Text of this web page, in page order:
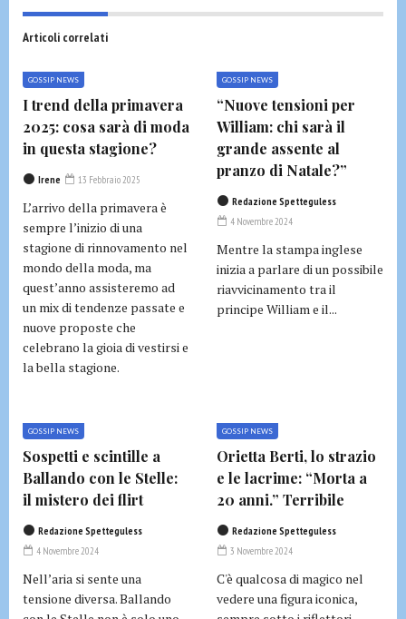
Articoli correlati
GOSSIP NEWS
I trend della primavera
2025: cosa sarà di moda
in questa stagione?
Irene 13 Febbraio 2025
L’arrivo della primavera è
sempre l’inizio di una
stagione di rinnovamento nel
mondo della moda, ma
quest’anno assisteremo ad
un mix di tendenze passate e
nuove proposte che
celebrano la gioia di vestirsi e
la bella stagione.
GOSSIP NEWS
“Nuove tensioni per
William: chi sarà il
grande assente al
pranzo di Natale?”
Redazione Spetteguless
4 Novembre 2024
Mentre la stampa inglese
inizia a parlare di un possibile
riavvicinamento tra il
principe William e il...
GOSSIP NEWS
Sospetti e scintille a
Ballando con le Stelle:
il mistero dei flirt
Redazione Spetteguless
4 Novembre 2024
Nell’aria si sente una
tensione diversa. Ballando
GOSSIP NEWS
Orietta Berti, lo strazio
e le lacrime: “Morta a
20 anni.” Terribile
Redazione Spetteguless
3 Novembre 2024
C'è qualcosa di magico nel
vedere una figura iconica,